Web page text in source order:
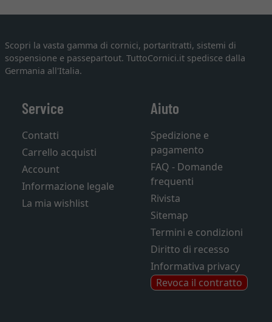
Scopri la vasta gamma di cornici, portaritratti, sistemi di
sospensione e passepartout. TuttoCornici.it spedisce dalla
Germania all'Italia.
Service
Contatti
Carrello acquisti
Account
Informazione legale
La mia wishlist
Aiuto
Spedizione e
pagamento
FAQ - Domande
frequenti
Rivista
Sitemap
Termini e condizioni
Diritto di recesso
Informativa privacy
Revoca il contratto